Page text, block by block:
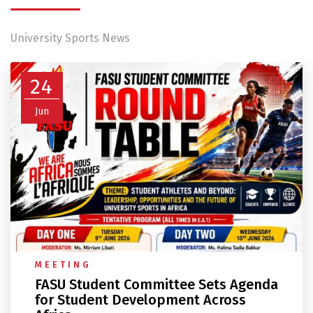
University Sports News
24
Jun
MEETING
FASU Student Committee Sets Agenda
for Student Development Across